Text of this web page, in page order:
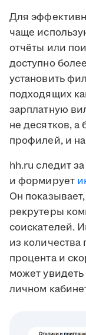
Для
чаще
отчёты или
доступно
установить
подходящих
зарплатную
не десятков,
профилей, и
hh.ru следит
и формирует
Он
рекрутеры
соискателей.
из
процента и
может увидеть
личном